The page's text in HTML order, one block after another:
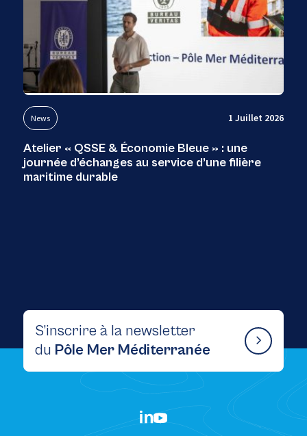
News 1 Juillet 2026
Atelier « QSSE & Économie Bleue » : une
journée d’échanges au service d’une filière
maritime durable
S’inscrire à la newsletter
du Pôle Mer Méditerranée